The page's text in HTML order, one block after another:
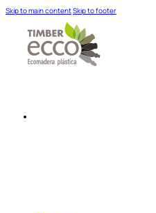
Skip to main contentSkip to footer